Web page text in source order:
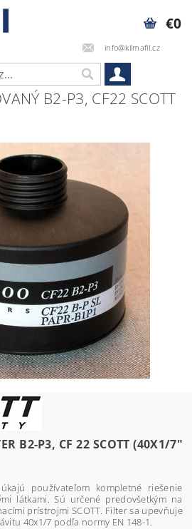
info@klimafil.cz
€0
B2-P3, CF22 SCOTT
B2-P3, CF 22 SCOTT (40X1/7"
používateľom kompletné riešenie
látkami. Sú určené predovšetkým na
prístrojmi SCOTT. Filter sa upevňuje
40x1/7 podľa normy EN 148-1.